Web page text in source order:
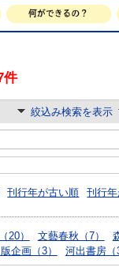
件
絞込み検索を表示
刊行年が古い順 刊行
20） 文藝春秋（7）
企画（3） 河出書房（3